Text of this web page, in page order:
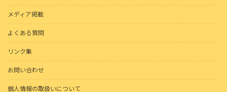
メディア掲載
よくある質問
リンク集
お問い合わせ
個人情報の取扱いについて